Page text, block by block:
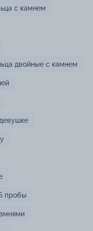
с камнем
двойные с камнем
пробы